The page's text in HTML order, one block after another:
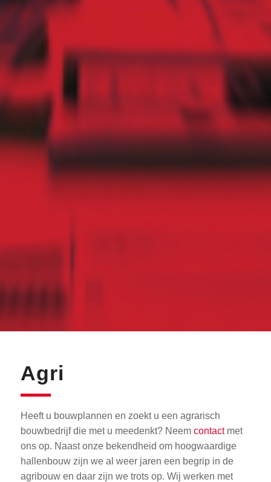
Agri
Heeft u bouwplannen en zoekt u een agrarisch
bouwbedrijf die met u meedenkt? Neem contactmet
ons op. Naast onze bekendheid om hoogwaardige
hallenbouw zijn we al weer jaren een begrip in de
agribouw en daar zijn we trots op. Wij werken met